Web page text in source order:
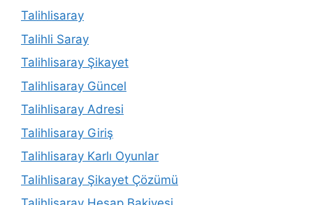
Talihlisaray
Talihli Saray
Talihlisaray Şikayet
Talihlisaray Güncel
Talihlisaray Adresi
Talihlisaray Giriş
Talihlisaray Karlı Oyunlar
Talihlisaray Şikayet Çözümü